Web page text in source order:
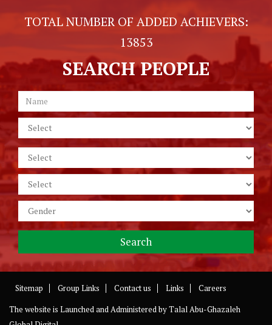
TOTAL NUMBER OF ADDED ACHIEVERS:
13853
SEARCH PEOPLE
Sitemap Group Links Contact us Links
Careers
The website is Launched and Administered byTalal Abu-Ghazaleh